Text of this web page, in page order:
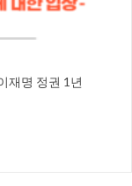
재명 정권 1년